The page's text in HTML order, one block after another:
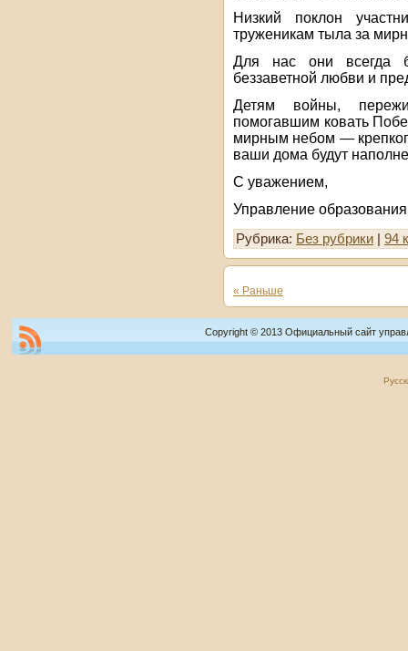
Низкий поклон
труженикам тыла за
Для нас они всегда
беззаветной любви и
Детям войны,
помогавшим ковать
мирным небом —
ваши дома будут
С уважением,
Управление
Рубрика: Без рубрики 94
« Раньше
Copyright © 2013 Официальный сайт